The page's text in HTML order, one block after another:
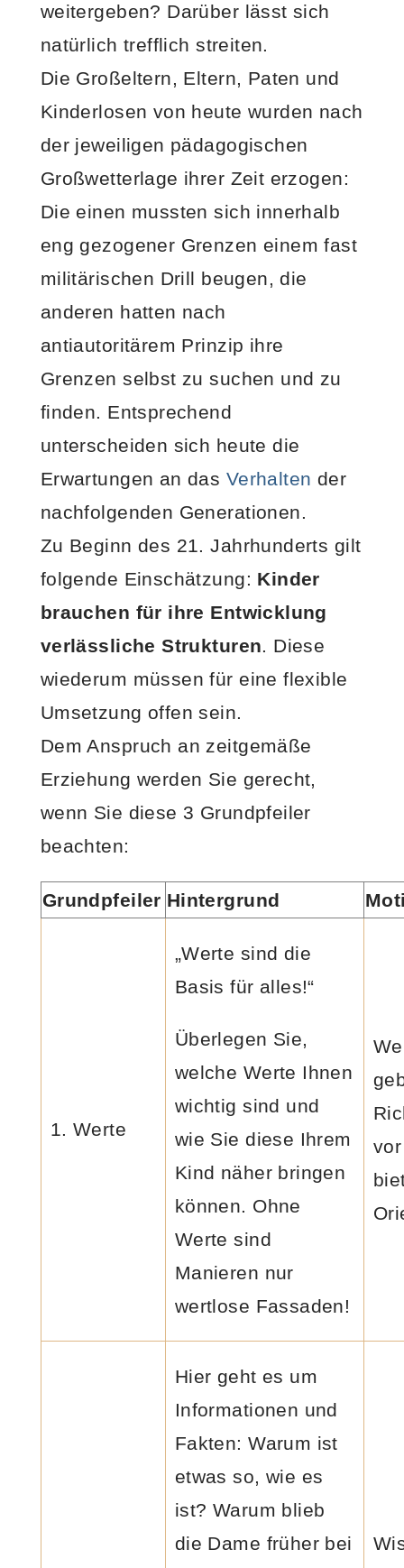
weitergeben? Darüber lässt sich
natürlich trefflich streiten.
Die Großeltern, Eltern, Paten und
Kinderlosen von heute wurden nach
der jeweiligen pädagogischen
Großwetterlage ihrer Zeit erzogen:
Die einen mussten sich innerhalb
eng gezogener Grenzen einem fast
militärischen Drill beugen, die
anderen hatten nach
antiautoritärem Prinzip ihre
Grenzen selbst zu suchen und zu
finden. Entsprechend
unterscheiden sich heute die
Erwartungen an das Verhalten der
nachfolgenden Generationen.
Zu Beginn des 21. Jahrhunderts gilt
folgende Einschätzung: Kinder
brauchen für ihre Entwicklung
verlässliche Strukturen. Diese
wiederum müssen für eine flexible
Umsetzung offen sein.
Dem Anspruch an zeitgemäße
Erziehung werden Sie gerecht,
wenn Sie diese 3 Grundpfeiler
beachten:
Grundpfeiler Hintergrund
1. Werte
„Werte sind die
Basis für alles!“
Überlegen Sie,
welche Werte Ihnen
wichtig sind und
wie Sie diese Ihrem
Kind näher bringen
können. Ohne
Werte sind
Manieren nur
wertlose Fassaden!
Hier geht es um
Informationen und
Fakten: Warum ist
etwas so, wie es
ist? Warum blieb
die Dame früher bei